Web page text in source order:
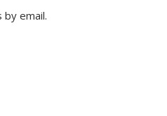
email.